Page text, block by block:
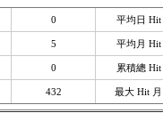
0 平均日 Hit
5 平均月 Hit
0 累積總 Hit
432 最大 Hit 月